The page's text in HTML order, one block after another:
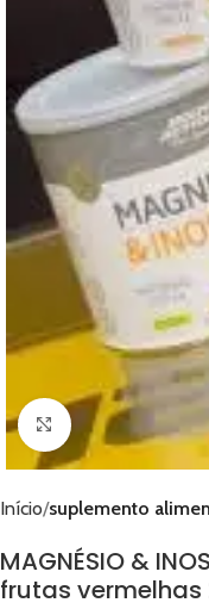
Clique para
Início suplemento
MAGNÉSIO &
frutas vermelhas